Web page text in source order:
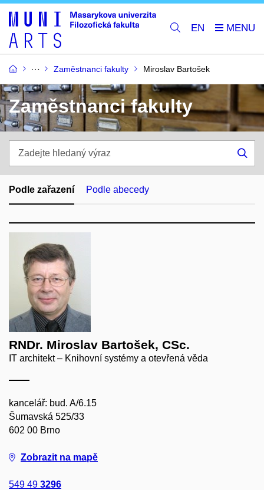
EN
Zaměstnanci fakulty Miroslav Bartošek
Zaměstnanci fakulty
hledaný
výraz
Podle zařazení Podle abecedy
RNDr. Miroslav Bartošek, CSc.
IT architekt – Knihovní systémy a otevřená věda
kancelář: bud. A/6.15
Šumavská 525/33
602 00 Brno
Zobrazit na mapě
549 49 3296